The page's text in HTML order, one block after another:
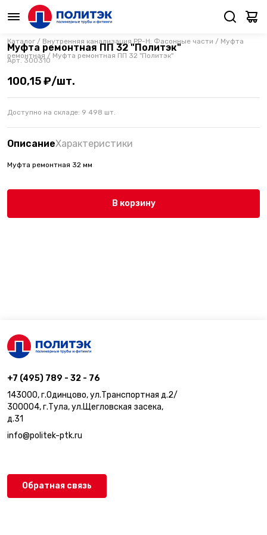
Каталог / Внутренняя канализация PP-H: Фасонные части / Муфта
ремонтная / Муфта ремонтная ПП 32 "Политэк"
Муфта ремонтная ПП 32 "Политэк"
Арт.300310
100,15 ₽/шт.
Доступно на складе: 9 498 шт.
ОписаниеХарактеристики
Муфта ремонтная 32 мм
В корзину
+7 (495) 789 - 32 - 76
143000, г.Одинцово, ул.Транспортная д.2/
300004, г.Тула, ул.Щегловская засека,
д.31
info@politek-ptk.ru
Обратная связь